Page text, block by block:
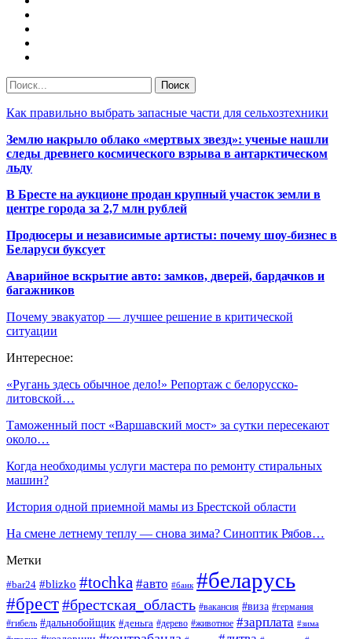
Как правильно выбрать запасные части для сельхозтехники
Землю накрыло облако «мертвых звезд»: ученые нашли
следы древнего космического взрыва в антарктическом
льду
В Бресте на аукционе продан крупный участок земли в
центре города за 2,7 млн рублей
Продюсеры и независимые артисты: почему шоу-бизнес в
Беларуси буксует
Аварийное вскрытие авто: замков, дверей, бардачков и
багажников
Почему эвакуатор — лучшее решение в критической
ситуации
Интересное:
«Ругань здесь обычное дело!» Репортаж с белорусско-
литовской…
Таможенный пост «Варшавский мост» за сутки пересекают
около…
Когда необходимы услуги мастера по ремонту стиральных
машин?
История одной приемной мамы из Брестской области
На смене летнему теплу — снова зима? Синоптик Рябов…
Метки
#bar24 #blizko #tochka #авто #банк #беларусь
#брест#брестская_область #вакансия #виза #германия
#гибель #дальнобойщик #деньга #дерево #животное #зарплата #зима